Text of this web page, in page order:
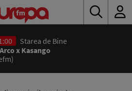
Starea de Bine
x Kasango